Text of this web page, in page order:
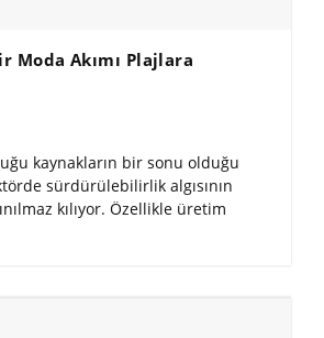
Moda Akımı Plajlara
kaynakların bir sonu olduğu
sürdürülebilirlik algısının
kılıyor. Özellikle üretim